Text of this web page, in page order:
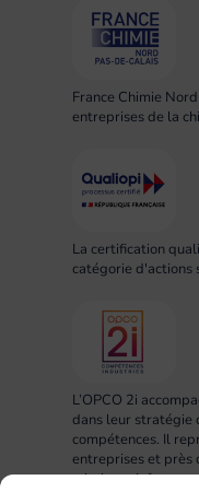
France Chimie
entreprises de la
La certification
catégorie d'actions
L’OPCO 2i
dans leur stratégie
compétences. Il
entreprises et près
missions :